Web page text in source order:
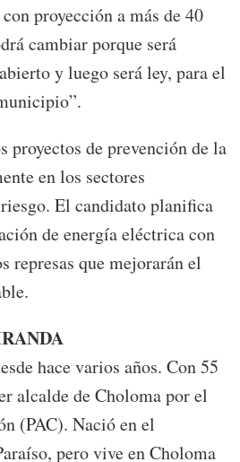
proyección a más de 40
cambiar porque será
y luego será ley, para el
proyectos de prevención de la
en los sectores
El candidato planifica
de energía eléctrica con
represas que mejorarán el
hace varios años. Con 55
alcalde de Choloma por el
(PAC). Nació en el
pero vive en Choloma